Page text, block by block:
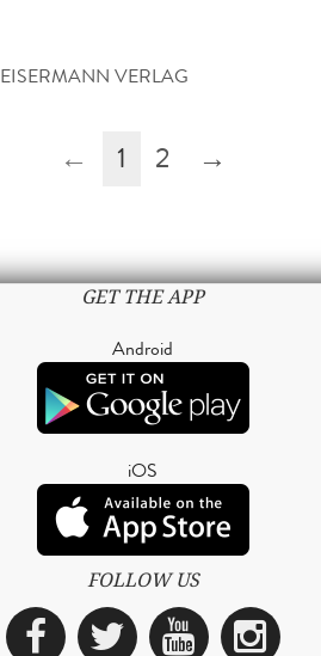
EISERMANN VERLAG
← 1 2 →
GET THE APP
Android
iOS
FOLLOW US
Facebook
Twitter